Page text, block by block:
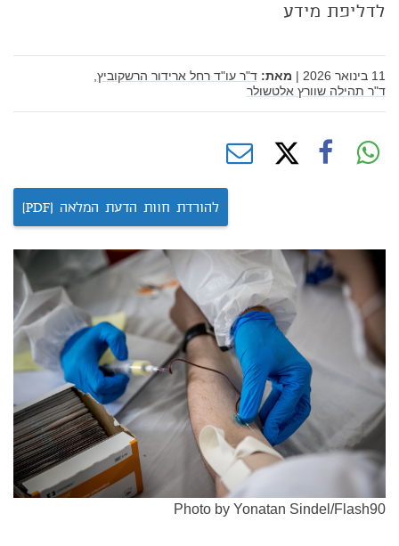
לדליפת מידע
11 בינואר 2026 | מאת: ד"ר עו"ד רחל ארידור הרשקוביץ,
ד"ר תהילה שוורץ אלטשולר
להורדת חוות הדעת המלאה (PDF)
Photo by Yonatan Sindel/Flash90